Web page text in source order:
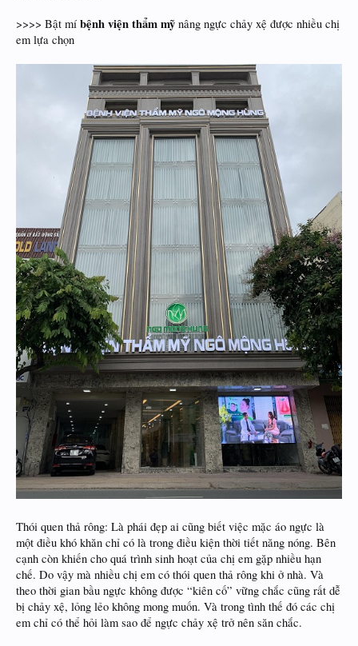
>>>> Bật mí bệnh viện thẩm mỹ nâng ngực chảy xệ được nhiều chị
em lựa chọn
Thói quen thả rông: Là phái đẹp ai cũng biết việc mặc áo ngực là
một điều khó khăn chỉ có là trong điều kiện thời tiết năng nóng. Bên
cạnh còn khiến cho quá trình sinh hoạt của chị em gặp nhiều hạn
chế. Do vậy mà nhiều chị em có thói quen thả rông khi ở nhà. Và
theo thời gian bầu ngực không được “kiên cố” vững chắc cũng rất dễ
bị chảy xệ, lỏng lẻo không mong muốn. Và trong tình thế đó các chị
em chỉ có thể hỏi làm sao để ngực chảy xệ trở nên săn chắc.